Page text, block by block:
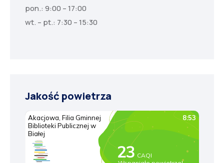
pon.: 9:00 – 17:00
wt. – pt.: 7:30 – 15:30
Jakość powietrza